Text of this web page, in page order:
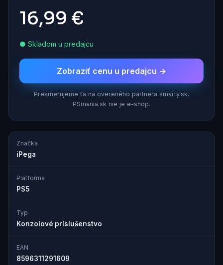
16,99 €
● Skladom u predajcu
Zobraziť cenu u predajcu →
Presmerujeme ťa na overeného partnera smarty.sk.
PSmania.sk nie je e-shop.
Značka
iPega
Platforma
PS5
Typ
Konzolové príslušenstvo
EAN
8596311291609